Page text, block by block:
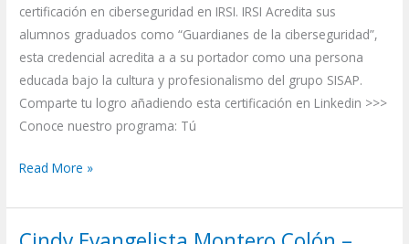
certificación en ciberseguridad en IRSI. IRSI Acredita sus
alumnos graduados como “Guardianes de la ciberseguridad”,
esta credencial acredita a a su portador como una persona
educada bajo la cultura y profesionalismo del grupo SISAP.
Comparte tu logro añadiendo esta certificación en Linkedin >>>
Conoce nuestro programa: Tú
CG
IRSI
Read More »
Cindy